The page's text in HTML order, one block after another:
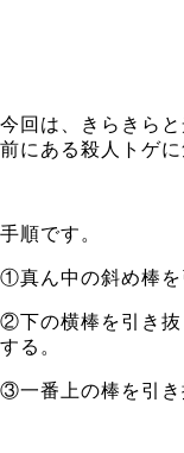
今回は、きらきら
前にある殺人トゲ
手順です。
①真ん中の斜め棒を
②下の横棒を引き抜
する。
③一番上の棒を引き